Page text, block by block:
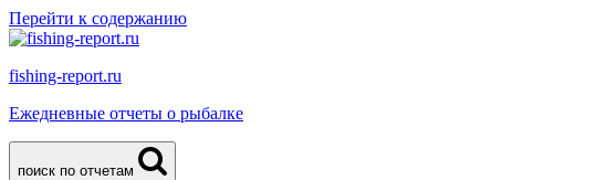
Перейти к содержанию
fishing-report.ru
Ежедневные отчеты о рыбалке
поиск по отчетам